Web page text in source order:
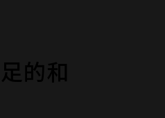
的和